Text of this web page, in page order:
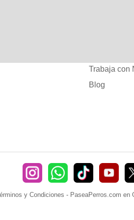
Trabaja con
Blog
y Condiciones - PaseaPerros.com en